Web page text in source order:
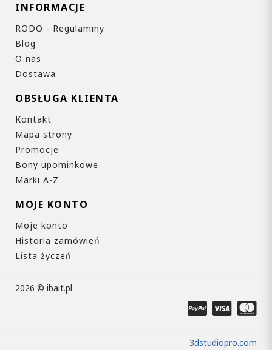
INFORMACJE
RODO - Regulaminy
Blog
O nas
Dostawa
OBSŁUGA KLIENTA
Kontakt
Mapa strony
Promocje
Bony upominkowe
Marki A-Z
MOJE KONTO
Moje konto
Historia zamówień
Lista życzeń
2026 © ibait.pl
3dstudiopro.com